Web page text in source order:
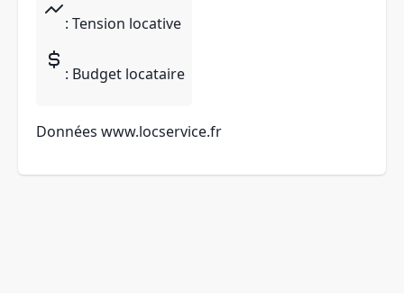
: Tension locative
: Budget locataire
Données www.locservice.fr